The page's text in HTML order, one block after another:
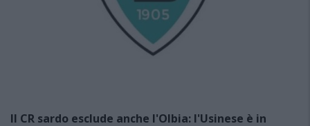
Il CR sardo esclude anche l'Olbia: l'Usinese è in